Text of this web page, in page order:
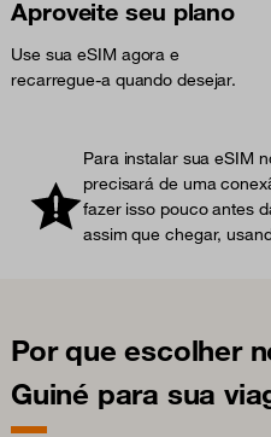
Aproveite seu plano
Use sua eSIM agora e
recarregue-a quando desejar.
Para instalar sua eSIM
precisará de uma
fazer isso pouco antes
assim que chegar,
Por que escolher
Guiné para sua